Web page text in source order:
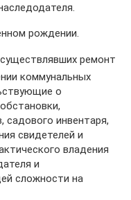
рождении.
ремонт
коммунальных
о
садового инвентаря,
свидетелей и
владения
и
сложности на